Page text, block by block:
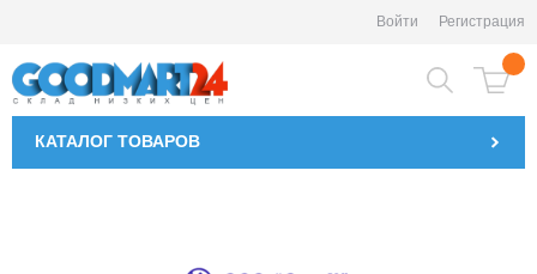
Войти Регистрация
КАТАЛОГ ТОВАРОВ